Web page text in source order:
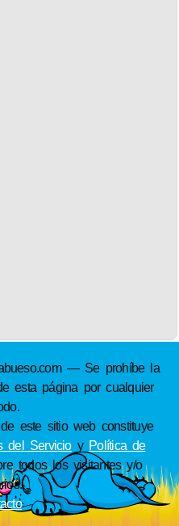
— Se prohíbe la
esta página por cualquier
este sitio web constituye
del Servicioy Política de
todos los visitantes y/o